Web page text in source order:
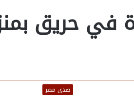
في حريق
صدى مصر